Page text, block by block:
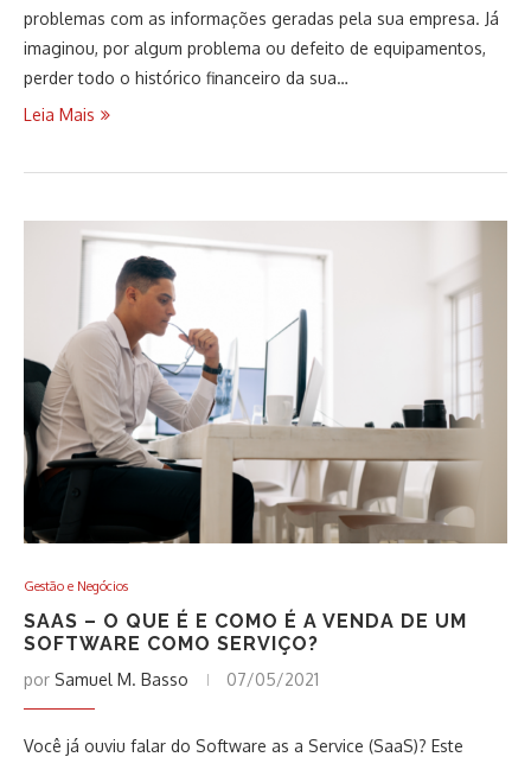
problemas com as informações geradas pela sua empresa. Já
imaginou, por algum problema ou defeito de equipamentos,
perder todo o histórico financeiro da sua…
Leia Mais
Gestão e Negócios
SAAS – O QUE É E COMO É A VENDA DE UM
SOFTWARE COMO SERVIÇO?
por Samuel M. Basso 07/05/2021
Você já ouviu falar do Software as a Service (SaaS)? Este